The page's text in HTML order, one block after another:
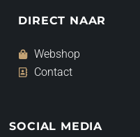
DIRECT NAAR
Webshop
Contact
SOCIAL MEDIA